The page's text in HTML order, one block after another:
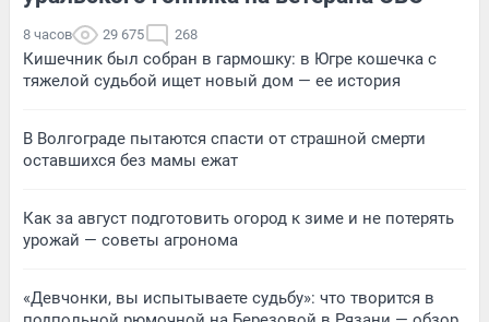
8 часов 29 675 268
Кишечник был собран в гармошку: в Югре кошечка с
тяжелой судьбой ищет новый дом — ее история
В Волгограде пытаются спасти от страшной смерти
оставшихся без мамы ежат
Как за август подготовить огород к зиме и не потерять
урожай — советы агронома
«Девчонки, вы испытываете судьбу»: что творится в